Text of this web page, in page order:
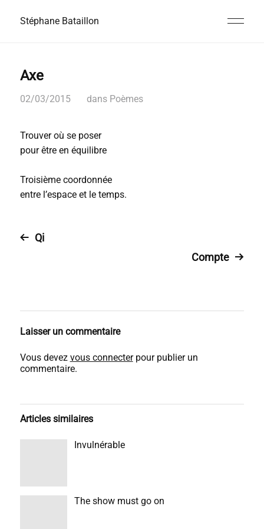
Stéphane Bataillon
Axe
02/03/2015 dans Poèmes
Trouver où se poser
pour être en équilibre
Troisième coordonnée
entre l’espace et le temps.
Qi
Compte
Laisser un commentaire
Vous devez vous connecterpour publier un
commentaire.
Articles similaires
Invulnérable
The show must go on